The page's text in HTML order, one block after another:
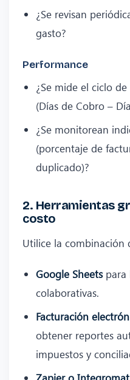
¿Se revisan
gasto?
Performance
¿Se mide el ciclo
(Días de Cobro –
¿Se monitorean
(porcentaje de
duplicado)?
2. Herramientas
costo
Utilice la combinación
Google Sheetspara
colaborativas.
Facturación
obtener reportes
impuestos y
Zapier o Integromat